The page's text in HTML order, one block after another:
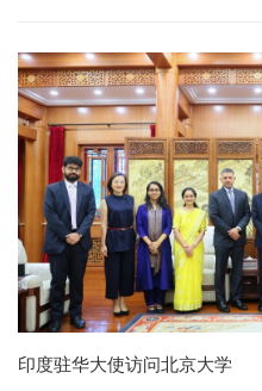
印度驻华大使访问北京大学